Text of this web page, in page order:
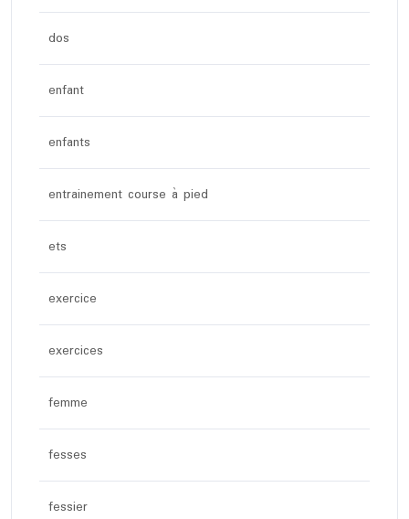
dos
enfant
enfants
entrainement course à pied
ets
exercice
exercices
femme
fesses
fessier